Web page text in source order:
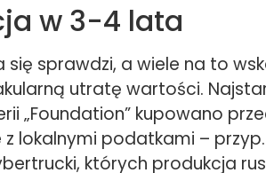
w 3-4 lata
się sprawdzi, a wiele na to
utratę wartości.
„Foundation” kupowano
z lokalnymi podatkami –
których produkcja